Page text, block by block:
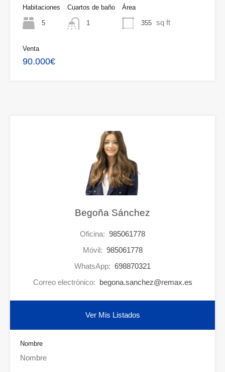
Habitaciones
5
Cuartos de baño
1
Área
355 sq ft
Venta
90.000€
Begoña Sánchez
Oficina: 985061778
Móvil: 985061778
WhatsApp: 698870321
Correo electrónico: begona.sanchez@remax.es
Ver Mis Listados
Nombre